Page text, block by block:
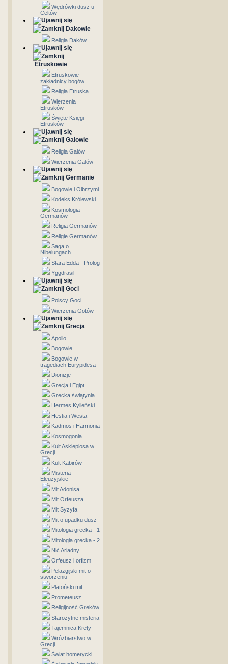
Wędrówki dusz u
Celtów
Dakowie
Religia Daków
Etruskowie
Etruskowie -
zakładnicy bogów
Religia Etruska
Wierzenia
Etrusków
Święte Księgi
Etrusków
Galowie
Religia Galów
Wierzenia Galów
Germanie
Bogowie i Olbrzymi
Kodeks Królewski
Kosmologia
Germanów
Religia Germanów
Religie Germanów
Saga o
Nibelungach
Stara Edda - Prolog
Yggdrasil
Goci
Polscy Goci
Wierzenia Gotów
Grecja
Apollo
Bogowie
Bogowie w
tragediach Eurypidesa
Dionizje
Grecja i Egipt
Grecka świątynia
Hermes Kylleński
Hestia i Westa
Kadmos i Harmonia
Kosmogonia
Kult Asklepiosa w
Grecji
Kult Kabirów
Misteria
Eleuzyjskie
Mit Adonisa
Mit Orfeusza
Mit Syzyfa
Mit o upadku dusz
Mitologia grecka - 1
Mitologia grecka - 2
Nić Ariadny
Orfeusz i orfizm
Pelazgijski mit o
stworzeniu
Platoński mit
Prometeusz
Religijność Greków
Starożytne misteria
Tajemnica Krety
Wróżbiarstwo w
Grecji
Świat homerycki